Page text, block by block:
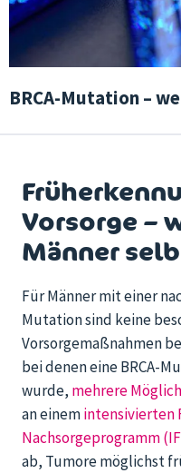
BRCA-Mutation –
Vorsorge –
Männer
Für Männer mit einer
Mutation sind keine
Vorsorgemaßnahmen
bei denen eine BRCA-
wurde, mehrere
an einemintensivierten
Nachsorgeprogramm
ab, Tumore möglichst